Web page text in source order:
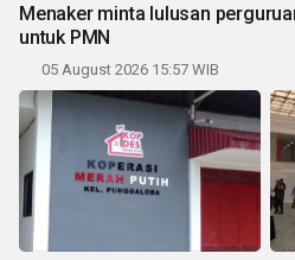
Menaker minta lulusan
untuk PMN
05 August 2026 15:57 WIB